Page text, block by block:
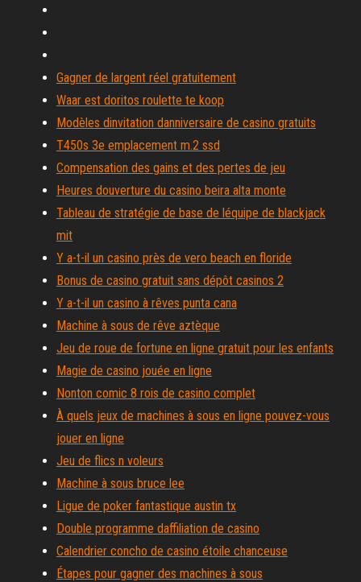
Gagner de largent réel gratuitement
Waar est doritos roulette te koop
Modèles dinvitation danniversaire de casino gratuits
T450s 3e emplacement m.2 ssd
Compensation des gains et des pertes de jeu
Heures douverture du casino beira alta monte
Tableau de stratégie de base de léquipe de blackjack
mit
Y a-t-il un casino près de vero beach en floride
Bonus de casino gratuit sans dépôt casinos 2
Y a-t-il un casino à rêves punta cana
Machine à sous de rêve aztèque
Jeu de roue de fortune en ligne gratuit pour les enfants
Magie de casino jouée en ligne
Nonton comic 8 rois de casino complet
À quels jeux de machines à sous en ligne pouvez-vous
jouer en ligne
Jeu de flics n voleurs
Machine à sous bruce lee
Ligue de poker fantastique austin tx
Double programme daffiliation de casino
Calendrier concho de casino étoile chanceuse
Étapes pour gagner des machines à sous